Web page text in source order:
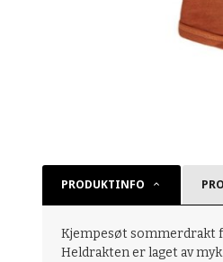
PRODUKTINFO
Kjempesøt sommerdrakt
Heldrakten er laget av